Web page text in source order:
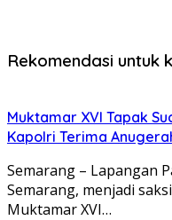
Rekomendasi untuk
Muktamar XVI Tapak
Kapolri Terima
Semarang – Lapangan
Semarang, menjadi
Muktamar XVI…